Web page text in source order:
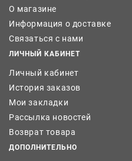
О магазине
Информация о доставке
Связаться с нами
ЛИЧНЫЙ КАБИНЕТ
Личный кабинет
История заказов
Мои закладки
Рассылка новостей
Возврат товара
ДОПОЛНИТЕЛЬНО